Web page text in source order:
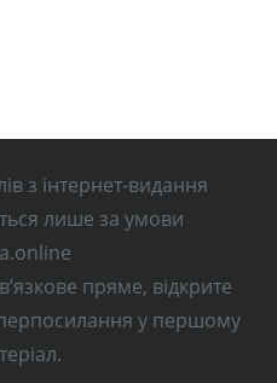
з інтернет-видання
лише за умови
пряме, відкрите
у першому